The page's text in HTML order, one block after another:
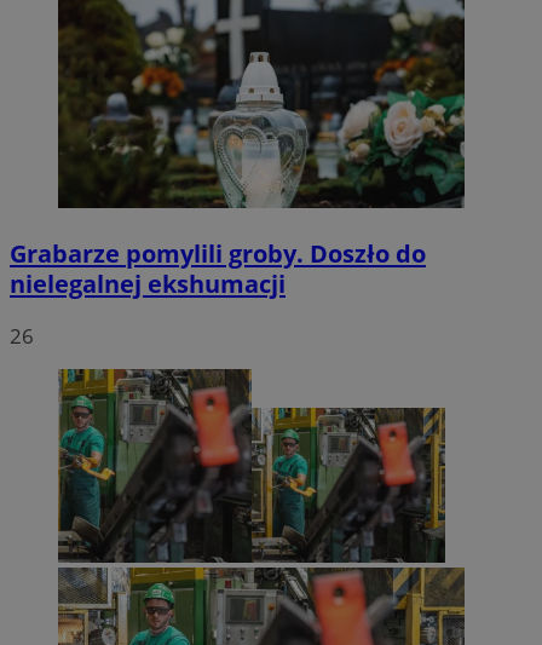
Grabarze pomylili groby. Doszło do
nielegalnej ekshumacji
26